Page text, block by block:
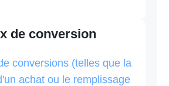
de conversion
conversions (telles que la
achat ou le remplissage